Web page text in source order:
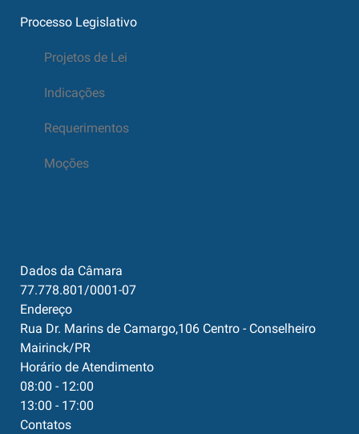
Processo Legislativo
Projetos de Lei
Indicações
Requerimentos
Moções
Dados da Câmara
77.778.801/0001-07
Endereço
Rua Dr. Marins de Camargo,106 Centro - Conselheiro
Mairinck/PR
Horário de Atendimento
08:00 - 12:00
13:00 - 17:00
Contatos